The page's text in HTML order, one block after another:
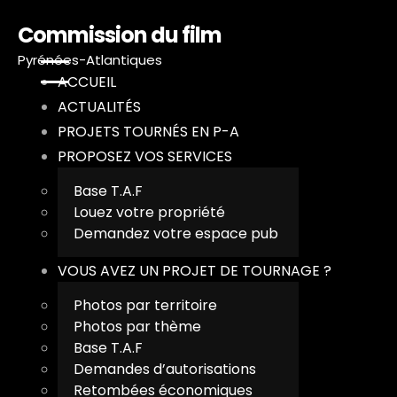
Commission du film
Pyrénées-Atlantiques
ACCUEIL
ACTUALITÉS
PROJETS TOURNÉS EN P-A
PROPOSEZ VOS SERVICES
Base T.A.F
Louez votre propriété
Demandez votre espace pub
VOUS AVEZ UN PROJET DE TOURNAGE ?
Photos par territoire
Photos par thème
Base T.A.F
Demandes d’autorisations
Retombées économiques